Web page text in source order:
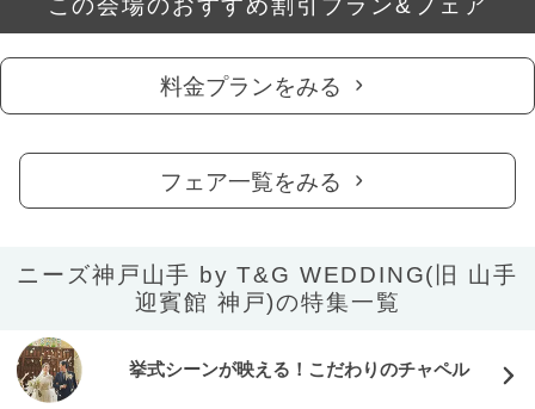
この会場のおすすめ割引プラン&フェア
料金プランをみる
フェア一覧をみる
ニーズ神戸山手 by T&G WEDDING(旧 山手
迎賓館 神戸)の特集一覧
挙式シーンが映える！こだわりのチャペル